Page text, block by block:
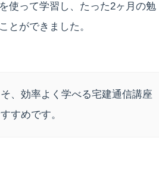
使って学習し、たった2ヶ月の勉
とができました。
、効率よく学べる宅建通信講座
すめです。